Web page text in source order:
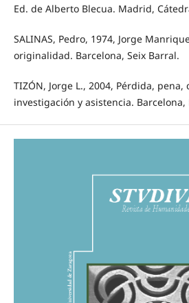
Ed. de Alberto Blecua. Madrid,
SALINAS, Pedro, 1974, Jorge
originalidad. Barcelona, Seix Barral.
TIZÓN, Jorge L., 2004, Pérdida, pena,
investigación y asistencia. Barcelona,